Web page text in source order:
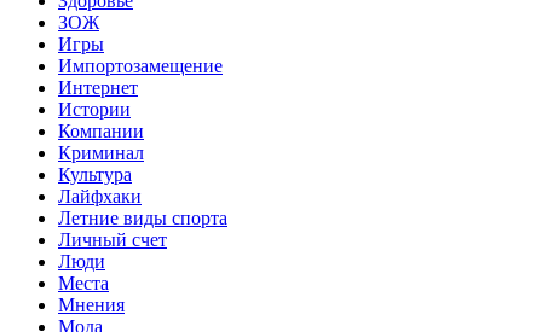
ЗОЖ
Игры
Импортозамещение
Интернет
Истории
Компании
Криминал
Культура
Лайфхаки
Летние виды спорта
Личный счет
Люди
Места
Мнения
Мода